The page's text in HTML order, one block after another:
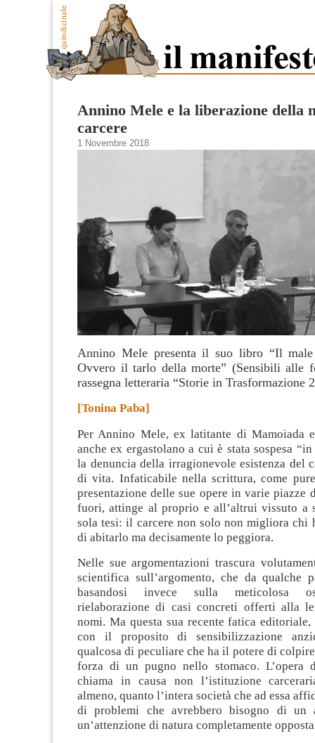
Annino Mele e la liberazione della
carcere
1 Novembre 2018
Annino Mele presenta il suo libro “Il male
Ovvero il tarlo della morte” (Sensibili alle
rassegna letteraria “Storie in Trasformazione
[Tonina Paba]
Per Annino Mele, ex latitante di Mamoiada
anche ex ergastolano a cui è stata sospesa
la denuncia della irragionevole esistenza del
di vita. Infaticabile nella scrittura, come
presentazione delle sue opere in varie piazze
fuori, attinge al proprio e all’altrui vissuto a
sola tesi: il carcere non solo non migliora chi
di abitarlo ma decisamente lo peggiora.
Nelle sue argomentazioni trascura
scientifica sull’argomento, che da qualche
basandosi invece sulla meticolosa
rielaborazione di casi concreti offerti alla
nomi. Ma questa sua recente fatica
con il proposito di sensibilizzazione
qualcosa di peculiare che ha il potere di
forza di un pugno nello stomaco. L’opera
chiama in causa non l’istituzione
almeno, quanto l’intera società che ad essa
di problemi che avrebbero bisogno di un
un’attenzione di natura completamente